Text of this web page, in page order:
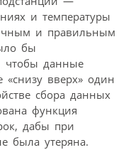
и температуры
и правильным
бы
чтобы данные
«снизу вверх» один
сбора данных
функция
дабы при
была утеряна.